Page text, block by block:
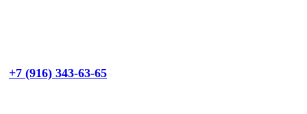
+7 (916) 343-63-65